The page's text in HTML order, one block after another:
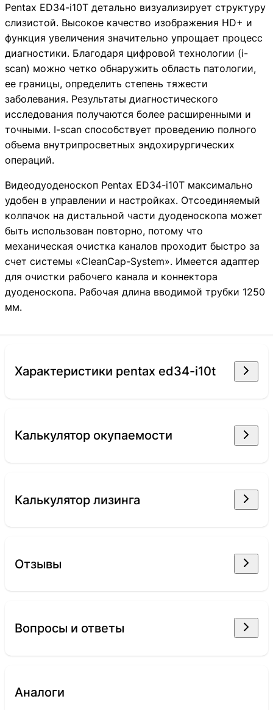
Pentax ED34-i10T детально визуализирует структуру
слизистой. Высокое качество изображения HD+ и
функция увеличения значительно упрощает процесс
диагностики. Благодаря цифровой технологии (i-
scan) можно четко обнаружить область патологии,
ее границы, определить степень тяжести
заболевания. Результаты диагностического
исследования получаются более расширенными и
точными. I-scan способствует проведению полного
объема внутрипросветных эндохирургических
операций.
Видеодуоденоскоп Pentax ED34-i10T максимально
удобен в управлении и настройках. Отсоединяемый
колпачок на дистальной части дуоденоскопа может
быть использован повторно, потому что
механическая очистка каналов проходит быстро за
счет системы «CleanCap-System». Имеется адаптер
для очистки рабочего канала и коннектора
дуоденоскопа. Рабочая длина вводимой трубки 1250
мм.
Pentax ED34-i10T
Pentax ED34-i10T– инновационная
ED34-i10T детально визуализирует структуру
Pentax ED34-i10T максимально
554 264
характеристики pentax ed34-i10t
Калькулятор окупаемости
Калькулятор лизинга
Отзывы
Вопросы и ответы
Аналоги